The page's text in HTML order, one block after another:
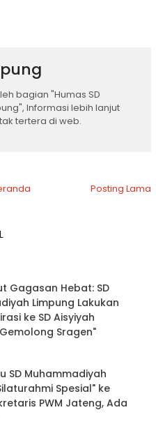
bagian "Humas SD
Informasi lebih lanjut
tertera di web.
Posting Lama
Gagasan Hebat: SD
Limpung Lakukan
ke SD Aisyiyah
Sragen"
SD Muhammadiyah
Spesial" ke
PWM Jateng, Ada